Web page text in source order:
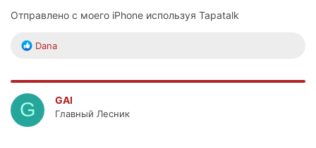
Отправлено с моего iPhone используя Tapatalk
Р
к
ц
и
Dana
G GAI
Главный Лесник